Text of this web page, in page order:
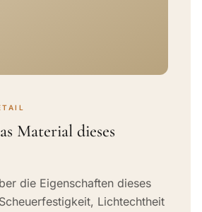
Material dieses
die Eigenschaften dieses
Lichtechtheit